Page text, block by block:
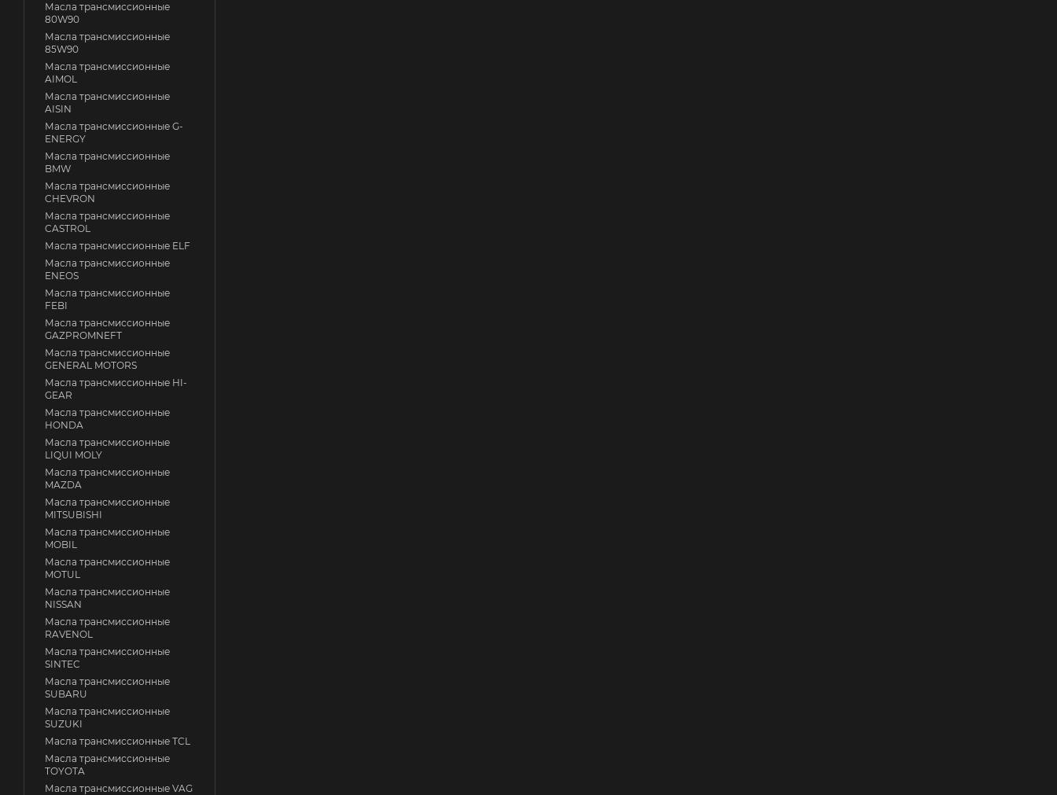
Масла трансмиссионные
80W90
Масла трансмиссионные
85W90
Масла трансмиссионные
AIMOL
Масла трансмиссионные
AISIN
Масла трансмиссионные G-
ENERGY
Масла трансмиссионные
BMW
Масла трансмиссионные
CHEVRON
Масла трансмиссионные
CASTROL
Масла трансмиссионные ELF
Масла трансмиссионные
ENEOS
Масла трансмиссионные
FEBI
Масла трансмиссионные
GAZPROMNEFT
Масла трансмиссионные
GENERAL MOTORS
Масла трансмиссионные HI-
GEAR
Масла трансмиссионные
HONDA
Масла трансмиссионные
LIQUI MOLY
Масла трансмиссионные
MAZDA
Масла трансмиссионные
MITSUBISHI
Масла трансмиссионные
MOBIL
Масла трансмиссионные
MOTUL
Масла трансмиссионные
NISSAN
Масла трансмиссионные
RAVENOL
Масла трансмиссионные
SINTEC
Масла трансмиссионные
SUBARU
Масла трансмиссионные
SUZUKI
Масла трансмиссионные TCL
Масла трансмиссионные
TOYOTA
Масла трансмиссионные VAG